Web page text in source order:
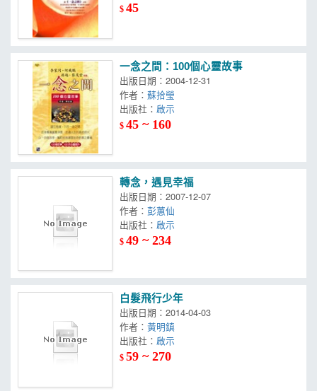
$45
一念之間：100個心靈故事
出版日期：2004-12-31
作者：蘇拾瑩
出版社： 啟示
$45 ~ 160
轉念，遇見幸福
出版日期：2007-12-07
作者：彭蕙仙
出版社：
$49 ~ 234
白髮飛行少年
出版日期：2014-04-03
作者：黃明鎮
出版社：
$59 ~ 270